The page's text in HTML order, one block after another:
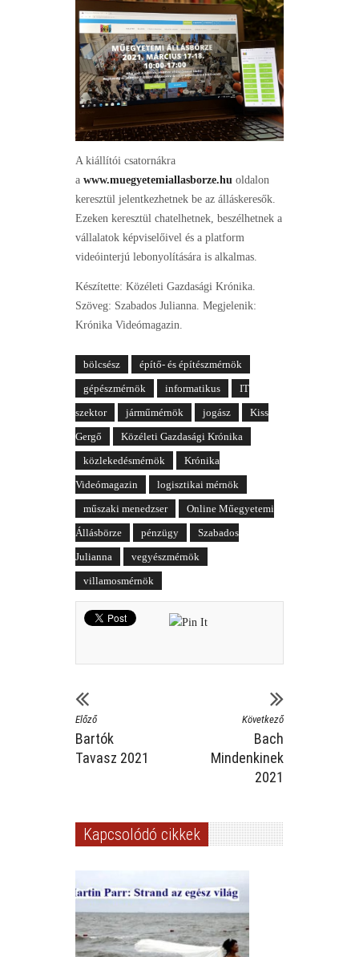
A kiállítói csatornákra
a www.muegyetemiallasborze.hu oldalon
keresztül jelentkezhetnek be az álláskeresők.
Ezeken keresztül chatelhetnek, beszélhetnek a
vállalatok képviselőivel és a platform
videóinterjú lebonyolítására is alkalmas.
Készítette: Közéleti Gazdasági Krónika.
Szöveg: Szabados Julianna. Megjelenik:
Krónika Videómagazin.
bölcsész
építő- és építészmérnök
gépészmérnök
informatikus
IT
szektor
járműmérnök jogász
Kiss
Gergő
Közéleti Gazdasági Krónika
közlekedésmérnök
Krónika
Videómagazin
logisztikai mérnök
műszaki menedzser
Online Műegyetemi
Állásbörze
pénzügy
Szabados
Julianna
vegyészmérnök
villamosmérnök
Előző
Bartók
Tavasz 2021
Következő
Bach
Mindenkinek
2021
Kapcsolódó cikkek